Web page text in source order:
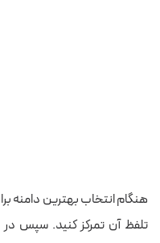
هنگام انتخاب بهترین دامنه
تلفظ آن تمرکز کنید. سپس در